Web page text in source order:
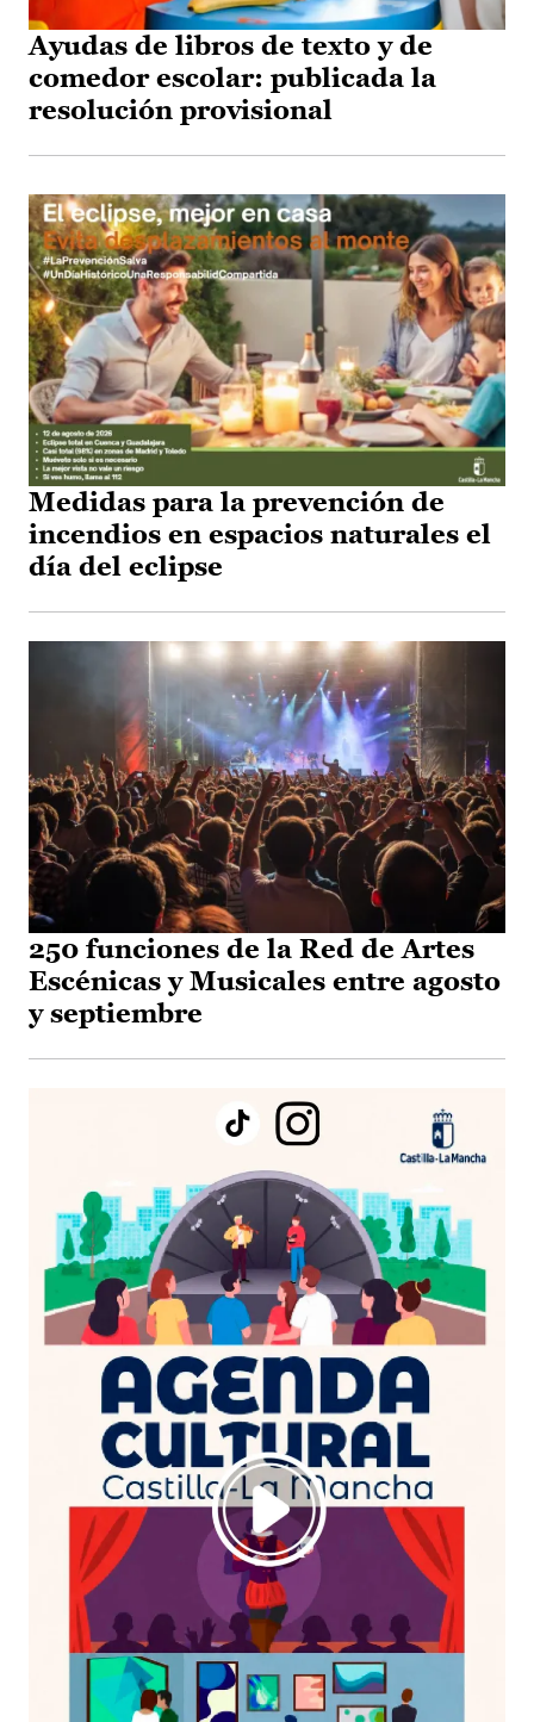
Ayudas de libros de texto y de
comedor escolar: publicada la
resolución provisional
Medidas para la prevención de
incendios en espacios naturales el
día del eclipse
250 funciones de la Red de Artes
Escénicas y Musicales entre agosto
y septiembre